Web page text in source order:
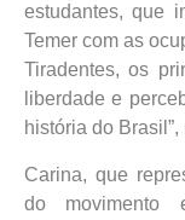
estudantes, que
Temer com as
Tiradentes, os
liberdade e
história do
Carina, que
do movimento